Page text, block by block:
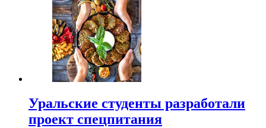
Уральские студенты разработали
проект спецпитания